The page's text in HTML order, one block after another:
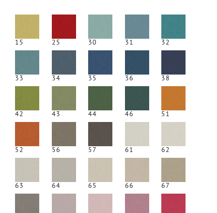
15 25 30 31 32
33 34 35 36 38
42 43 44 46 51
52 56 57 61 62
63 64 65 66 67